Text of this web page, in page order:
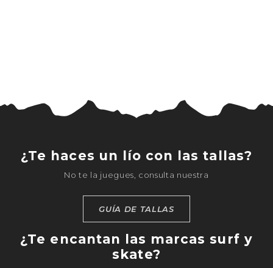
¿Te haces un lío con las tallas?
No te la juegues, consulta nuestra
GUÍA DE TALLAS
¿Te encantan las marcas surf y
skate?